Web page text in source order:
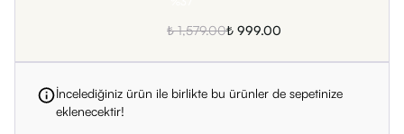
• Phytosphingosine
₺ 1,579.00₺ 999.00
İncelediğiniz ürün ile birlikte bu ürünler de sepetinize
eklenecektir!